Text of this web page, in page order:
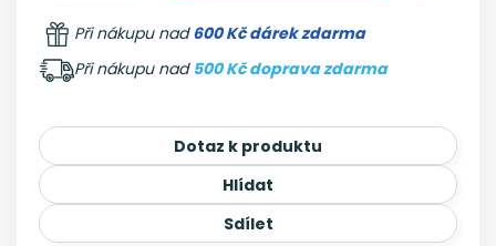
Při nákupu nad600 Kč dárek zdarma
Při nákupu nad 500 Kč doprava zdarma
Dotaz k produktu
Hlídat
Sdílet